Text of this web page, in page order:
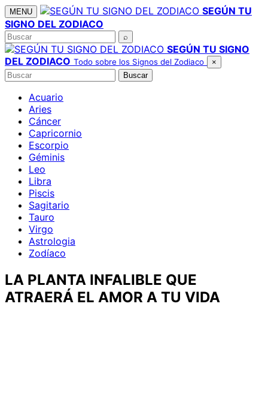
Saltar
al
contenido
MENU
SEGÚN TU
SIGNO DEL ZODIACO
Buscar
⌕
SEGÚN TU SIGNO
DEL ZODIACO Todo sobre los Signos del Zodiaco ×
Buscar Buscar
Acuario
Aries
Cáncer
Capricornio
Escorpio
Géminis
Leo
Libra
Piscis
Sagitario
Tauro
Virgo
Astrologia
Zodíaco
LA PLANTA INFALIBLE QUE
ATRAERÁ EL AMOR A TU VIDA